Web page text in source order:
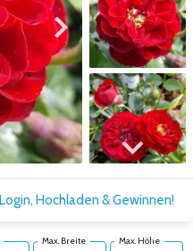
Zum nächsten Bild
Zum nächsten Bild
Login, Hochladen & Gewinnen!
Max. Breite Max. Höhe